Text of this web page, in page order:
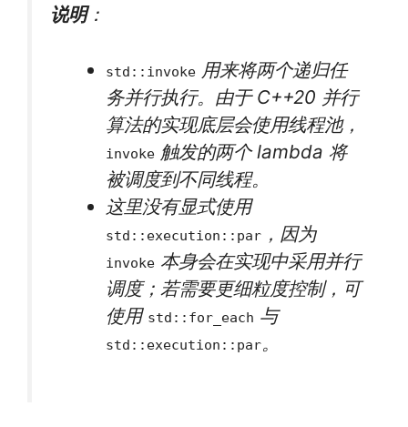
说明：
std::invoke 用来将两个递归任
务并行执行。由于 C++20 并行
算法的实现底层会使用线程池，
invoke 触发的两个 lambda 将
被调度到不同线程。
这里没有显式使用
std::execution::par ，因为
invoke 本身会在实现中采用并行
调度；若需要更细粒度控制，可
使用 std::for_each 与
std::execution::par。